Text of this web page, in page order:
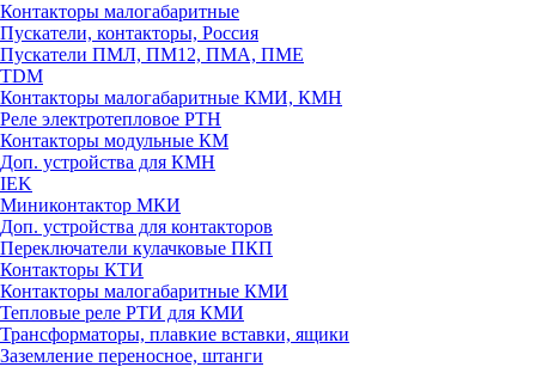
Контакторы малогабаритные
Пускатели, контакторы, Россия
Пускатели ПМЛ, ПМ12, ПМА, ПМЕ
TDM
Контакторы малогабаритные КМИ, КМН
Реле электротепловое РТН
Контакторы модульные КМ
Доп. устройства для КМН
IEK
Миниконтактор МКИ
Доп. устройства для контакторов
Переключатели кулачковые ПКП
Контакторы КТИ
Контакторы малогабаритные КМИ
Тепловые реле РTИ для КМИ
Трансформаторы, плавкие вставки, ящики
Заземление переносное, штанги